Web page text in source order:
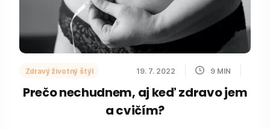
Zdravý životný štýl 19. 7. 2022 9 MIN
Prečo nechudnem, aj keď zdravo jem
a cvičím?